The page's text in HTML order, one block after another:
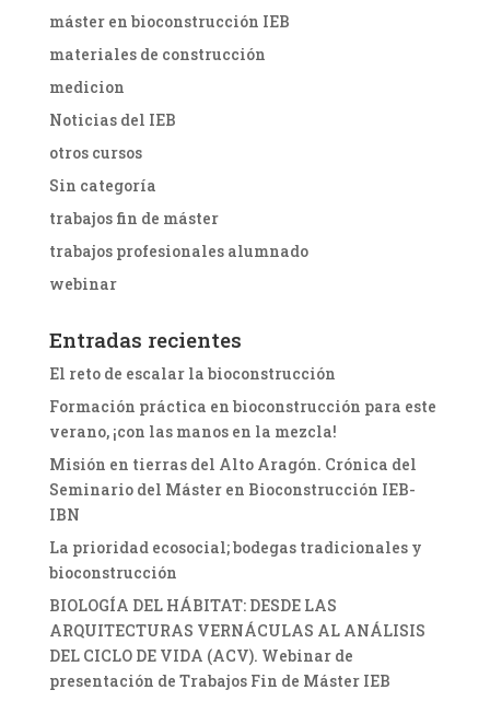
máster en bioconstrucción IEB
materiales de construcción
medicion
Noticias del IEB
otros cursos
Sin categoría
trabajos fin de máster
trabajos profesionales alumnado
webinar
Entradas recientes
El reto de escalar la bioconstrucción
Formación práctica en bioconstrucción para este
verano, ¡con las manos en la mezcla!
Misión en tierras del Alto Aragón. Crónica del
Seminario del Máster en Bioconstrucción IEB-
IBN
La prioridad ecosocial; bodegas tradicionales y
bioconstrucción
BIOLOGÍA DEL HÁBITAT: DESDE LAS
ARQUITECTURAS VERNÁCULAS AL ANÁLISIS
DEL CICLO DE VIDA (ACV). Webinar de
presentación de Trabajos Fin de Máster IEB